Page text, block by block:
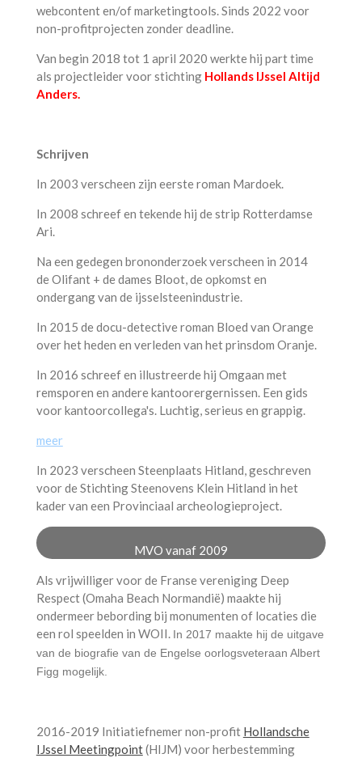
webcontent en/of marketingtools. Sinds 2022 voor
non-profitprojecten zonder deadline.
Van begin 2018 tot 1 april 2020 werkte hij part time
als projectleider voor stichting Hollands IJssel Altijd
Anders.
Schrijven
In 2003 verscheen zijn eerste roman Mardoek.
In 2008 schreef en tekende hij de strip Rotterdamse
Ari.
Na een gedegen brononderzoek verscheen in 2014
de Olifant + de dames Bloot, de opkomst en
ondergang van de ijsselsteenindustrie.
In 2015 de docu-detective roman Bloed van Orange
over het heden en verleden van het prinsdom Oranje.
In 2016 schreef en illustreerde hij Omgaan met
remsporen en andere kantoorergernissen. Een gids
voor kantoorcollega's. Luchtig, serieus en grappig.
meer
In 2023 verscheen Steenplaats Hitland, geschreven
voor de Stichting Steenovens Klein Hitland in het
kader van een Provinciaal archeologieproject.
MVO vanaf 2009
Als vrijwilliger voor de Franse vereniging Deep
Respect(Omaha Beach Normandië) maakte hij
ondermeer bebording bij monumenten of locaties die
een rol speelden in WOII. In 2017 maakte hij de uitgave
van de biografie van de Engelse oorlogsveteraan Albert
Figg mogelijk.
2016-2019 Initiatiefnemer non-profit Hollandsche
IJssel Meetingpoint(HIJM) voor herbestemming